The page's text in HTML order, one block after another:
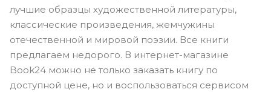
лучшие образцы художественной литературы,
классические произведения, жемчужины
отечественной и мировой поэзии. Все книги
предлагаем недорого. В интернет-магазине
Book24 можно не только заказать книгу по
доступной цене, но и воспользоваться сервисом